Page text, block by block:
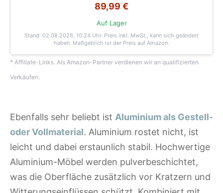
89,99 €
Auf Lager
Stand: 02.08.2026, 10:24 Uhr. Preis inkl. MwSt., kann sich geändert
haben. Maßgeblich ist der Preis auf Amazon.
* Affiliate-Links. Als Amazon-Partner verdienen wir an qualifizierten
Verkäufen.
Ebenfalls sehr beliebt ist Aluminium als Gestell-
oder Vollmaterial. Aluminium rostet nicht, ist
leicht und dabei erstaunlich stabil. Hochwertige
Aluminium-Möbel werden pulverbeschichtet,
was die Oberfläche zusätzlich vor Kratzern und